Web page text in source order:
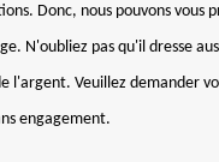
Donc, nous pouvons vous
N'oubliez pas qu'il dresse
l'argent. Veuillez demander
engagement.